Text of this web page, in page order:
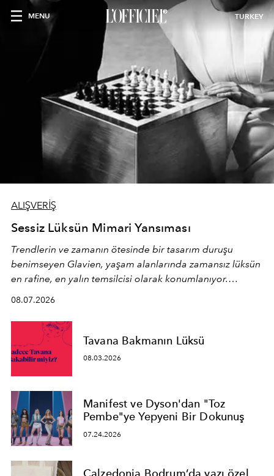
MENU TURKEY
ALIŞVERİŞ
Sessiz Lüksün Mimari Yansıması
Trendlerin ve zamanın ötesinde bir tasarım duruşu
benimseyen Glavien, yaşam alanlarında zamansız lüksün
en rafine, en yalın temsilcisi olarak konumlanıyor.
en yeni seçkisiyle bu imza felsefesini mekanlara taşıyor.
08.07.2026
Tavana Bakmanın Lüksü
08.03.2026
Manifest ve Dyson'dan "Toz
Pembe"ye Yepyeni Bir Dokunuş
07.24.2026
Calzedonia Bodrum’da yazı özel